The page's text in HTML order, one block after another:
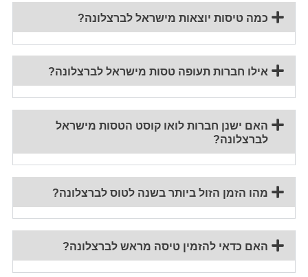
כמה טיסות יוצאות מישראל לברצלונה?
אילו חברות תעופה טסות מישראל לברצלונה?
האם ישנן חברות לואו קוסט הטסות מישראל
לברצלונה?
מהו הזמן הזול ביותר בשנה לטוס לברצלונה?
האם כדאי להזמין טיסה מראש לברצלונה?